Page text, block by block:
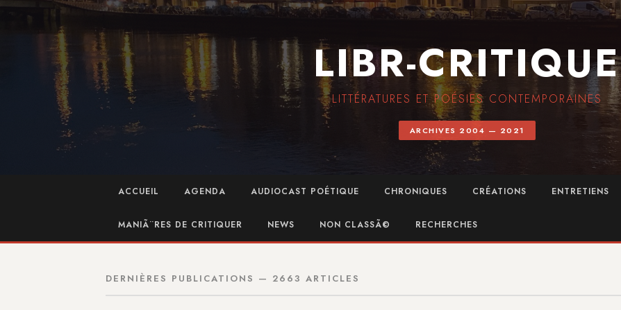
LIBR-CRITIQUE
LITTÉRATURES ET POÉSIES CONTEMPORAINES
ARCHIVES 2004 — 2021
ACCUEIL AGENDA AUDIOCAST POÉTIQUE CHRONIQUES CRÉATIONS ENTRETIENS
MANIÃ¨RES DE CRITIQUER NEWS NON CLASSÃ© RECHERCHES
DERNIÈRES PUBLICATIONS — 2663 ARTICLES